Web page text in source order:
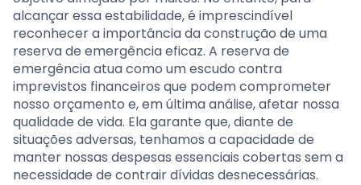
alcançar essa estabilidade, é imprescindível
reconhecer a importância da construção de uma
reserva de emergência eficaz. A reserva de
emergência atua como um escudo contra
imprevistos financeiros que podem comprometer
nosso orçamento e, em última análise, afetar nossa
qualidade de vida. Ela garante que, diante de
situações adversas, tenhamos a capacidade de
manter nossas despesas essenciais cobertas sem a
necessidade de contrair dívidas desnecessárias.